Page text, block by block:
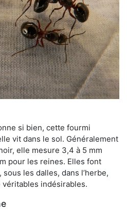
si bien, cette fourmi
vit dans le sol. Généralement
elle mesure 3,4 à 5 mm
pour les reines. Elles font
les dalles, dans l’herbe,
véritables indésirables.